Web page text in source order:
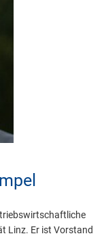
Linz. Er ist Vorstand